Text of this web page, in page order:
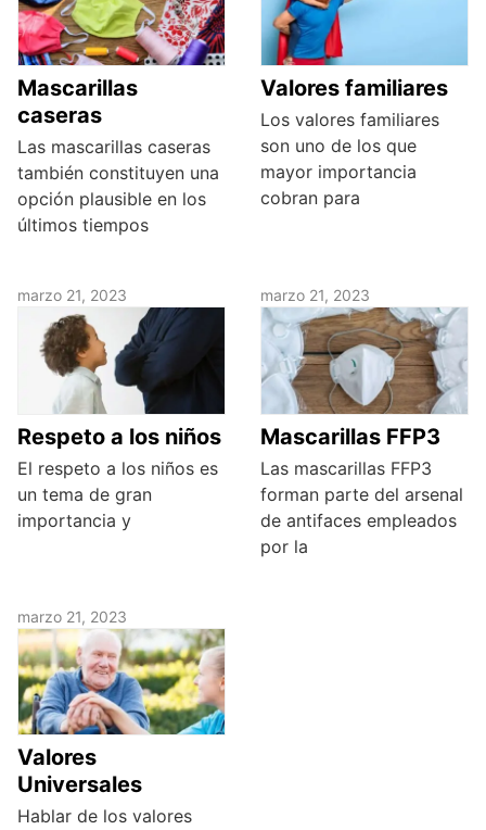
Mascarillas
caseras
Las mascarillas caseras
también constituyen una
opción plausible en los
últimos tiempos
Valores familiares
Los valores familiares
son uno de los que
mayor importancia
cobran para
marzo 21, 2023
Respeto a los niños
El respeto a los niños es
un tema de gran
importancia y
marzo 21, 2023
Mascarillas FFP3
Las mascarillas FFP3
forman parte del arsenal
de antifaces empleados
por la
marzo 21, 2023
Valores
Universales
Hablar de los valores